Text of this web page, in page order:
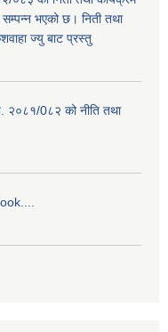
सम्पन्न भएको छ। निती तथा
ज्यु बाट प्रस्तु
२०८१/0८२ को नीति तथा